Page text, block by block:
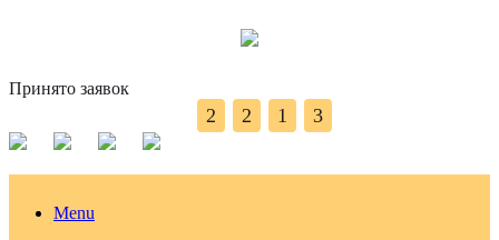
Принято заявок
2 2 1 3
Menu